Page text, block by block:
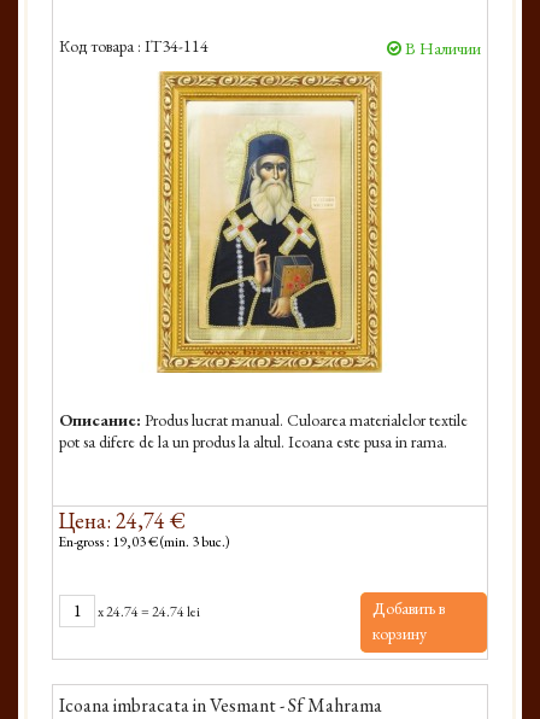
Код товара : IT34-114 В Наличии
Описание: Produs lucrat manual. Culoarea materialelor textile
pot sa difere de la un produs la altul. Icoana este pusa in rama.
Цена: 24,74 €
En-gross : 19,03 € (min. 3 buc.)
x24.74=24.74 lei
Добавить в
корзину
Icoana imbracata in Vesmant - Sf Mahrama